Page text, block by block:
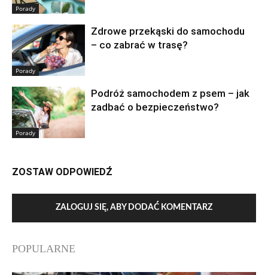
Porady
Porady
Zdrowe przekąski do samochodu
– co zabrać w trasę?
Porady
Podróż samochodem z psem – jak
zadbać o bezpieczeństwo?
ZOSTAW ODPOWIEDŹ
ZALOGUJ SIĘ, ABY DODAĆ KOMENTARZ
POPULARNE